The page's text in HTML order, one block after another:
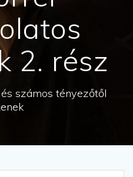
2. rész
számos tényezőtől